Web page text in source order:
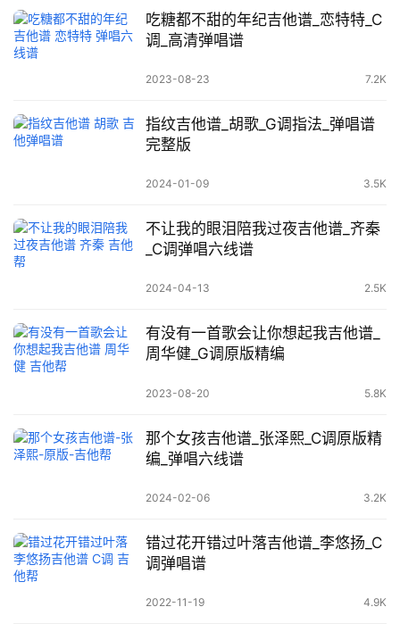
吃糖都不甜的年纪吉他谱_恋特特_C
调_高清弹唱谱
2023-08-23 7.2K
指纹吉他谱_胡歌_G调指法_弹唱谱
完整版
2024-01-09 3.5K
不让我的眼泪陪我过夜吉他谱_齐秦
_C调弹唱六线谱
2024-04-13 2.5K
有没有一首歌会让你想起我吉他谱_
周华健_G调原版精编
2023-08-20 5.8K
那个女孩吉他谱_张泽熙_C调原版精
编_弹唱六线谱
2024-02-06 3.2K
错过花开错过叶落吉他谱_李悠扬_C
调弹唱谱
2022-11-19 4.9K